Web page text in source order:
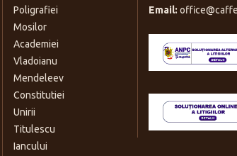
Poligrafiei
Mosilor
Academiei
Vladoianu
Mendeleev
Constitutiei
Unirii
Titulescu
Iancului
Email: